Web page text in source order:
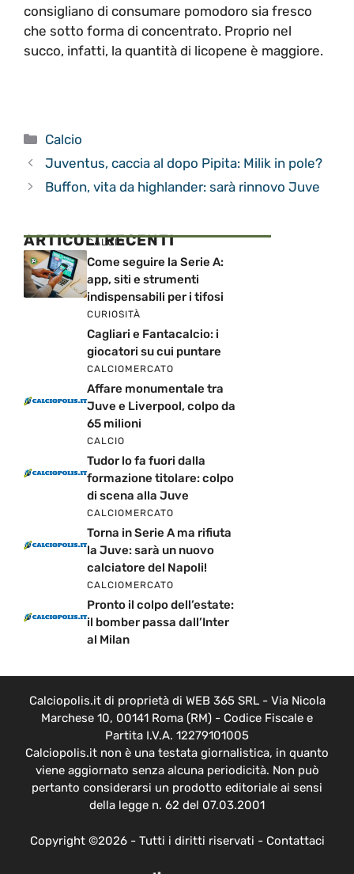
consigliano di consumare pomodoro sia fresco
che sotto forma di concentrato. Proprio nel
succo, infatti, la quantità di licopene è maggiore.
Categorie
Calcio
Juventus, caccia al dopo Pipita: Milik in pole?
Buffon, vita da highlander: sarà rinnovo Juve
ARTICOLI RECENTI
CALCIO
Come seguire la Serie A:
app, siti e strumenti
indispensabili per i tifosi
CURIOSITÀ
Cagliari e Fantacalcio: i
giocatori su cui puntare
CALCIOMERCATO
Affare monumentale tra
Juve e Liverpool, colpo da
65 milioni
CALCIO
Tudor lo fa fuori dalla
formazione titolare: colpo
di scena alla Juve
CALCIOMERCATO
Torna in Serie A ma rifiuta
la Juve: sarà un nuovo
calciatore del Napoli!
CALCIOMERCATO
Pronto il colpo dell’estate:
il bomber passa dall’Inter
al Milan
Calciopolis.it di proprietà di WEB 365 SRL - Via Nicola
Marchese 10, 00141 Roma (RM) - Codice Fiscale e
Partita I.V.A. 12279101005
Calciopolis.it non è una testata giornalistica, in quanto
viene aggiornato senza alcuna periodicità. Non può
pertanto considerarsi un prodotto editoriale ai sensi
della legge n. 62 del 07.03.2001
Copyright ©2026 - Tutti i diritti riservati - Contattaci